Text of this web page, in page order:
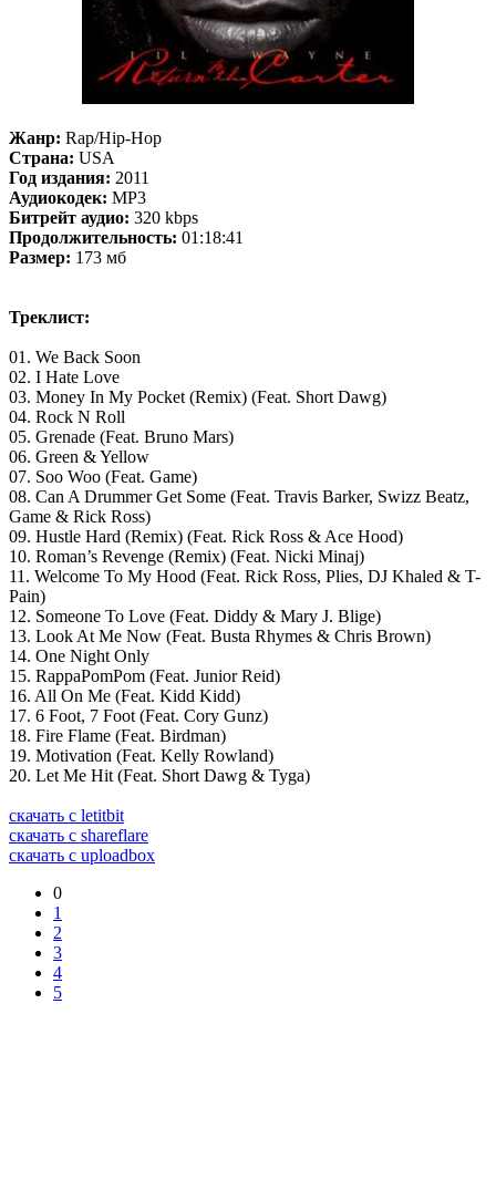
Жанр: Rap/Hip-Hop
Страна: USA
Год издания: 2011
Аудиокодек: MP3
Битрейт аудио: 320 kbps
Продолжительность: 01:18:41
Размер: 173 мб
Треклист:
01. We Back Soon
02. I Hate Love
03. Money In My Pocket (Remix) (Feat. Short Dawg)
04. Rock N Roll
05. Grenade (Feat. Bruno Mars)
06. Green & Yellow
07. Soo Woo (Feat. Game)
08. Can A Drummer Get Some (Feat. Travis Barker, Swizz Beatz,
Game & Rick Ross)
09. Hustle Hard (Remix) (Feat. Rick Ross & Ace Hood)
10. Roman’s Revenge (Remix) (Feat. Nicki Minaj)
11. Welcome To My Hood (Feat. Rick Ross, Plies, DJ Khaled & T-
Pain)
12. Someone To Love (Feat. Diddy & Mary J. Blige)
13. Look At Me Now (Feat. Busta Rhymes & Chris Brown)
14. One Night Only
15. RappaPomPom (Feat. Junior Reid)
16. All On Me (Feat. Kidd Kidd)
17. 6 Foot, 7 Foot (Feat. Cory Gunz)
18. Fire Flame (Feat. Birdman)
19. Motivation (Feat. Kelly Rowland)
20. Let Me Hit (Feat. Short Dawg & Tyga)
скачать с letitbit
скачать с shareflare
скачать с uploadbox
0
1
2
3
4
5